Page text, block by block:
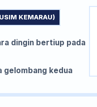
KEMARAU)
dingin bertiup pada
gelombang kedua